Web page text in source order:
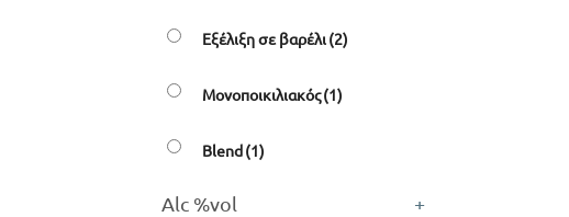
Εξέλιξη σε βαρέλι(2)
Μονοποικιλιακός(1)
Blend(1)
Alc %vol +